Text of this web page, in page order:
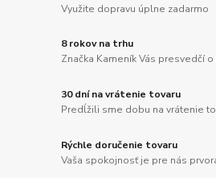
Využite dopravu úplne zadarmo
8 rokov na trhu
Značka Kameník Vás presvedčí
30 dní na vrátenie tovaru
Predĺžili sme dobu na vrátenie
Rýchle doručenie tovaru
Vaša spokojnosť je pre nás